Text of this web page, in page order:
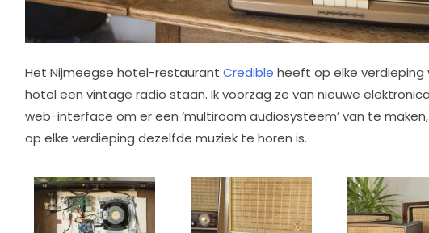
Het Nijmeegse hotel-restaurant Credible heeft op elke verdieping
hotel een vintage radio staan. Ik voorzag ze van nieuwe
web-interface om er een ‘multiroom audiosysteem’ van te
op elke verdieping dezelfde muziek te horen is.